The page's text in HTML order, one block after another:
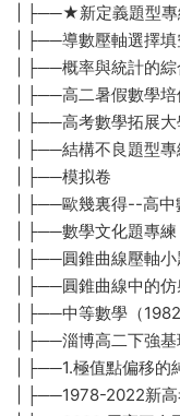
| ├──★新定義題型專
| ├──導數壓軸選擇
| ├──概率與統計的
| ├──高二暑假數學培
| ├──高考數學拓展
| ├──結構不良題型專
| ├──模拟卷
| ├──歐幾裏得--高中
| ├──數學文化題專練
| ├──圓錐曲線壓軸
| ├──圓錐曲線中的
| ├──中等數學（
| ├──淄博高二下強
| ├──1.極值點偏移
| ├──1978-2022新